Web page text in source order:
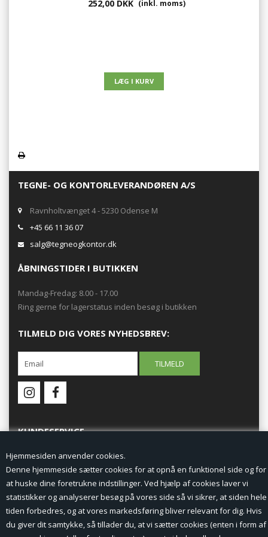
Hjemmesiden anvender cookies.
Denne hjemmeside sætter cookies for at opnå en funktionel side og for
at huske dine foretrukne indstillinger. Ved hjælp af cookies laver vi
statistikker og analyserer besøg på vores side så vi sikrer, at siden hele
tiden forbedres, og at vores markedsføring bliver relevant for dig. Hvis
du giver dit samtykke, så tillader du, at vi sætter cookies (enten i form af
252,00 DKK (inkl. moms)
TEGNE- OG KONTORLEVERANDØREN A/S
Ravnholtvænget 4 - 5230 Odense M
+45 66 11 36 07
salg@tegneogkontor.dk
ÅBNINGSTIDER I BUTIKKEN
Mandag-Fredag: 8.00 - 17.00
Ring gerne for lagerstatus inden besøg i butikken
TILMELD DIG VORES NYHEDSBREV:
KUNDESERVICE
Min Konto
Nyheder